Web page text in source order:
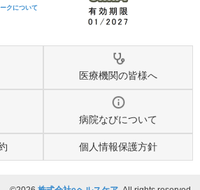
クについて
医療機関の皆様へ
病院なびについて
個人情報保護方針